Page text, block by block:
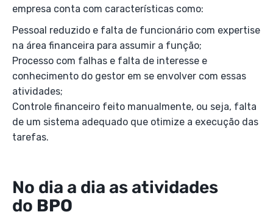
empresa conta com características como:
Pessoal reduzido e falta de funcionário com expertise
na área financeira para assumir a função;
Processo com falhas e falta de interesse e
conhecimento do gestor em se envolver com essas
atividades;
Controle financeiro feito manualmente, ou seja, falta
de um sistema adequado que otimize a execução das
tarefas.
No dia a dia as atividades
do BPO